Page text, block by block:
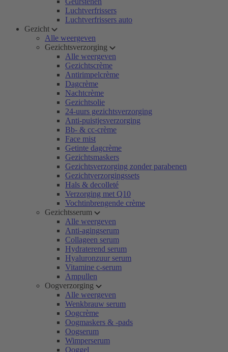
Luchtverfrissers
Luchtverfrissers auto
Gezicht
Alle weergeven
Gezichtsverzorging
Alle weergeven
Gezichtscrème
Antirimpelcrème
Dagcrème
Nachtcrème
Gezichtsolie
24-uurs gezichtsverzorging
Anti-puistjesverzorging
Bb- & cc-crème
Face mist
Getinte dagcrème
Gezichtsmaskers
Gezichtsverzorging zonder parabenen
Gezichtverzorgingssets
Hals & decolleté
Verzorging met Q10
Vochtinbrengende crème
Gezichtsserum
Alle weergeven
Anti-agingserum
Collageen serum
Hydraterend serum
Hyaluronzuur serum
Vitamine c-serum
Ampullen
Oogverzorging
Alle weergeven
Wenkbrauw serum
Oogcrème
Oogmaskers & -pads
Oogserum
Wimperserum
Ooggel